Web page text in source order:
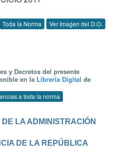
Toda la Norma Ver Imagen del D.O.
y Decretos del presente
en la Librería Digital de
a toda la norma
LA ADMINISTRACIÓN
DE LA REPÚBLICA